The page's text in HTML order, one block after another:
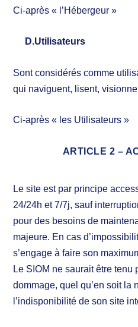
Ci-après « l’Hébergeur »
D.Utilisateurs
Sont considérés comme
qui naviguent, lisent,
Ci-après « les Utilisateurs »
ARTICLE 2 –
Le site est par principe
24/24h et 7/7j, sauf
pour des besoins de
majeure. En cas
s’engage à faire son
Le SIOM ne saurait être tenu
dommage, quel qu’en soit la
l’indisponibilité de son site